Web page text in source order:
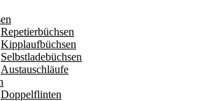
Repetierbüchsen
Kipplaufbüchsen
Selbstladebüchsen
Austauschläufe
Doppelflinten